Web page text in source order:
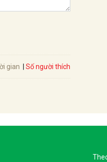
gian Số người thích